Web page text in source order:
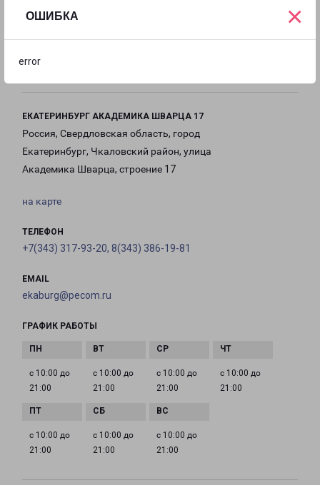
ОШИБКА
error
×
19:00
ЕКАТЕРИНБУРГ АКАДЕМИКА ШВАРЦА 17
Россия, Свердловская область, город
Екатеринбург, Чкаловский район, улица
Академика Шварца, строение 17
на карте
ТЕЛЕФОН
+7(343) 317-93-20, 8(343) 386-19-81
EMAIL
ekaburg@pecom.ru
ГРАФИК РАБОТЫ
с 10:00 до
21:00
с 10:00 до
21:00
с 10:00 до
21:00
с 10:00 до
21:00
с 10:00 до
21:00
с 10:00 до
21:00
с 10:00 до
21:00